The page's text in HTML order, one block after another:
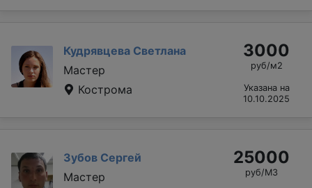
Кудрявцева Светлана
Мастер
Кострома
3000
руб/м2
Указана на
10.10.2025
Зубов Сергей
Мастер
25000
руб/М3